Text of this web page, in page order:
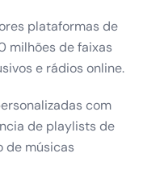
plataformas de
milhões de faixas
e rádios online.
com
de playlists de
de músicas